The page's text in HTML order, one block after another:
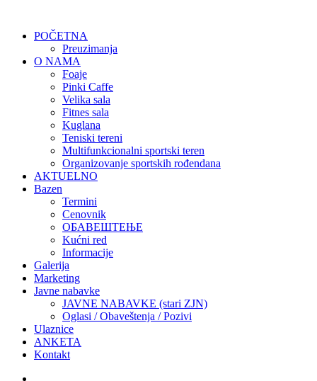
POČETNA
Preuzimanja
O NAMA
Foaje
Pinki Caffe
Velika sala
Fitnes sala
Kuglana
Teniski tereni
Multifunkcionalni sportski teren
Organizovanje sportskih rođendana
AKTUELNO
Bazen
Termini
Cenovnik
ОБАВЕШТЕЊЕ
Kućni red
Informacije
Galerija
Marketing
Javne nabavke
JAVNE NABAVKE (stari ZJN)
Oglasi / Obaveštenja / Pozivi
Ulaznice
ANKETA
Kontakt